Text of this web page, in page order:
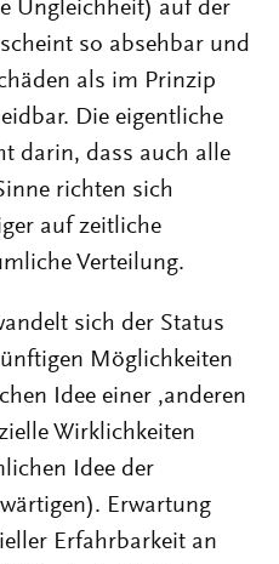
Ungleichheit) auf der
so absehbar und
als im Prinzip
Die eigentliche
darin, dass auch alle
richten sich
auf zeitliche
Verteilung.
sich der Status
Möglichkeiten
Idee einer ,anderen
Wirklichkeiten
Idee der
Erwartung
Erfahrbarkeit an